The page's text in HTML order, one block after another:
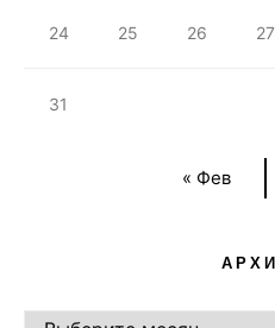
« Фев
24 25 26 27
31